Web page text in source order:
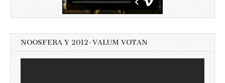
NOOSFERA Y 2012-VALUM VOTAN